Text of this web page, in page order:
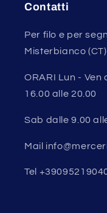
Contatti
Per filo e per
Misterbianco (CT)
ORARI Lun - Ven
16.00 alle 20.00
Sab dalle 9.00
Mail
Tel